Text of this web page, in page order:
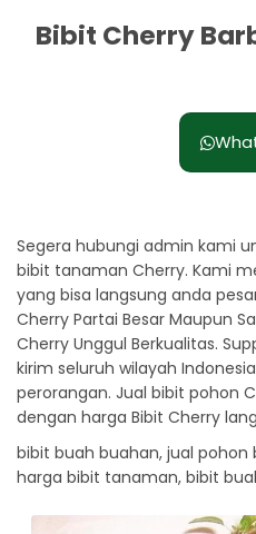
Bibit Cherry
Segera hubungi admin kami
bibit tanaman Cherry. Kami
yang bisa langsung anda
Cherry Partai Besar Maupun
Cherry Unggul Berkualitas.
kirim seluruh wilayah
perorangan. Jual bibit pohon
dengan harga Bibit Cherry
bibit buah buahan, jual
harga bibit tanaman, bibit